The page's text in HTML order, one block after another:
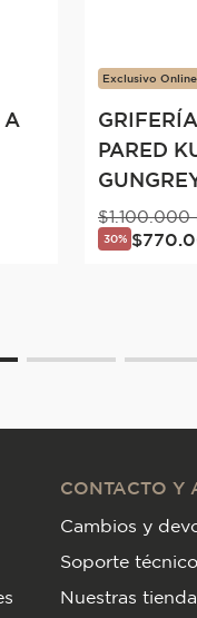
A
Exclusivo Online
PARED
$1.100.000
30% $770.
CONTACTO Y
Cambios y
Soporte técnico
Nuestras